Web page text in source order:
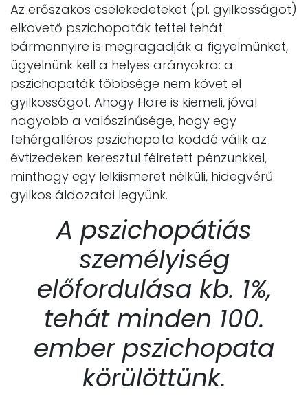
Az erőszakos cselekedeteket (pl. gyilkosságot)
elkövető pszichopaták tettei tehát
bármennyire is megragadják a figyelmünket,
ügyelnünk kell a helyes arányokra: a
pszichopaták többsége nem követ el
gyilkosságot. Ahogy Hare is kiemeli, jóval
nagyobb a valószínűsége, hogy egy
fehérgalléros pszichopata köddé válik az
évtizedeken keresztül félretett pénzünkkel,
minthogy egy lelkiismeret nélküli, hidegvérű
gyilkos áldozatai legyünk.
A pszichopátiás
személyiség
előfordulása kb. 1%,
tehát minden 100.
ember pszichopata
körülöttünk.